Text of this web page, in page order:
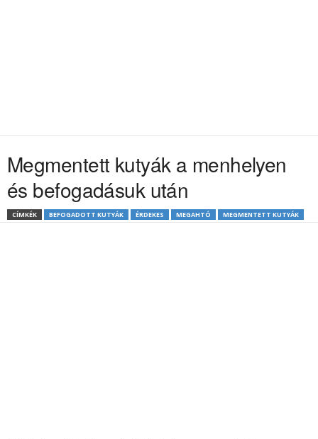
Megmentett kutyák a menhelyen
és befogadásuk után
CÍMKÉK BEFOGADOTT KUTYÁK ÉRDEKES MEGAHTÓ MEGMENTETT KUTYÁK